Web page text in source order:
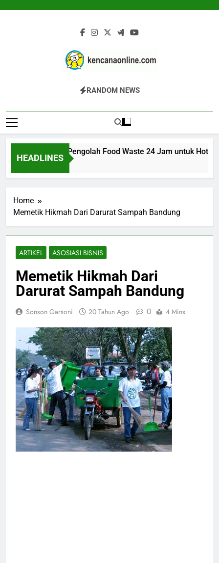
Kencana Online
Jasa Pengelolaan Sampah Kawasan
Dan Industri
RANDOM NEWS
HEADLINES
200K: Mesin Pengolah Food Waste 24 Jam untuk Hotel,
Ago
Home
Memetik Hikmah Dari Darurat Sampah Bandung
ARTIKEL ASOSIASI BISNIS
Memetik Hikmah Dari
Darurat Sampah Bandung
Sonson Garsoni 20 Tahun Ago 0 4 Mins